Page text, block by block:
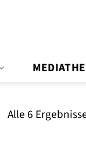
Alle 6